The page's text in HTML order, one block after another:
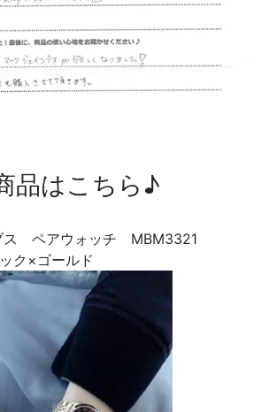
品はこちら♪
ス ペアウォッチ MBM3321
ク×ゴールド